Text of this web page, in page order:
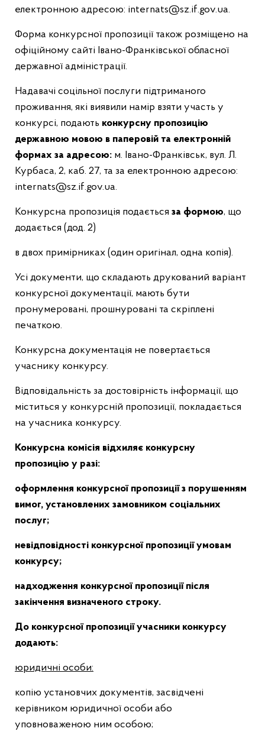
електронною адресою: internats@sz.if.gov.ua.
Форма конкурсної пропозиції також розміщено на
офіційному сайті Івано-Франківської обласної
державної адміністрації.
Надавачі соцільної послуги підтриманого
проживання, які виявили намір взяти участь у
конкурсі, подають конкурсну пропозицію
державною мовою в паперовій та електронній
формах за адресою: м. Івано-Франківськ, вул. Л.
Курбаса, 2, каб. 27, та за електронною адресою:
internats@sz.if.gov.ua.
Конкурсна пропозиція подається за формою, що
додається (дод. 2)
в двох примірниках (один оригінал, одна копія).
Усі документи, що складають друкований варіант
конкурсної документації, мають бути
пронумеровані, прошнуровані та скріплені
печаткою.
Конкурсна документація не повертається
учаснику конкурсу.
Відповідальність за достовірність інформації, що
міститься у конкурсній пропозиції, покладається
на учасника конкурсу.
Конкурсна комісія відхиляє конкурсну
пропозицію у разі:
оформлення конкурсної пропозиції з порушенням
вимог, установлених замовником соціальних
послуг;
невідповідності конкурсної пропозиції умовам
конкурсу;
надходження конкурсної пропозиції після
закінчення визначеного строку.
До конкурсної пропозиції учасники конкурсу
додають:
юридичні особи:
копію установчих документів, засвідчені
керівником юридичної особи або
уповноваженою ним особою;